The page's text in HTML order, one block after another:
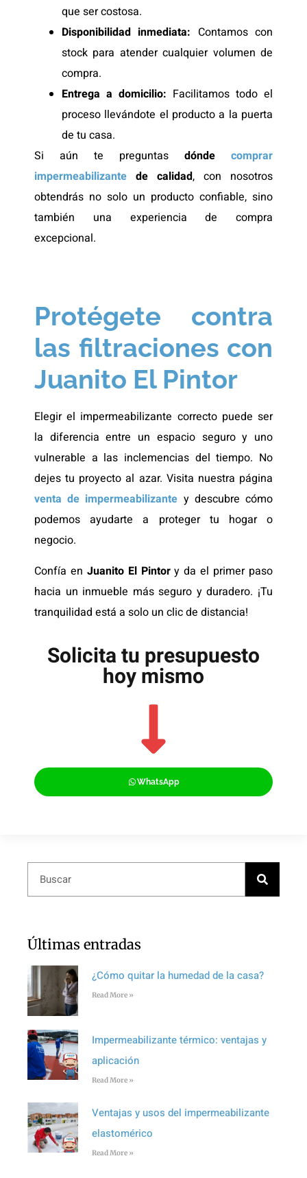
que ser costosa.
Disponibilidad inmediata: Contamos con
stock para atender cualquier volumen de
compra.
Entrega a domicilio: Facilitamos todo el
proceso llevándote el producto a la puerta
de tu casa.
Si aún te preguntas dónde comprar
impermeabilizante de calidad, con nosotros
obtendrás no solo un producto confiable, sino
también una experiencia de compra
excepcional.
Protégete contra
las filtraciones con
Juanito El Pintor
Elegir el impermeabilizante correcto puede ser
la diferencia entre un espacio seguro y uno
vulnerable a las inclemencias del tiempo. No
dejes tu proyecto al azar. Visita nuestra página
venta de impermeabilizante y descubre cómo
podemos ayudarte a proteger tu hogar o
negocio.
Confía en Juanito El Pintory da el primer paso
hacia un inmueble más seguro y duradero. ¡Tu
tranquilidad está a solo un clic de distancia!
Solicita tu presupuesto
hoy mismo
WhatsApp
Últimas entradas
¿Cómo quitar la humedad de la casa?
Read More »
Impermeabilizante térmico: ventajas y
aplicación
Read More »
Ventajas y usos del impermeabilizante
elastomérico
Read More »